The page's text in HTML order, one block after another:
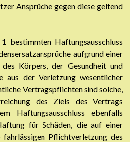
Ansprüche gegen diese geltend
bestimmten Haftungsausschluss
aufgrund einer
Körpers, der Gesundheit und
aus der Verletzung wesentlicher
Vertragspflichten sind solche,
des Ziels des Vertrags
Haftungsausschluss ebenfalls
für Schäden, die auf einer
Pflichtverletzung des